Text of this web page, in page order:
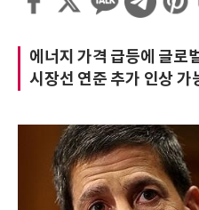
에너지 가격 급등에 글로
시장선 연준 추가 인상 가